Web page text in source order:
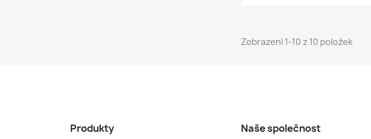
Zobrazení 1-10 z 10 položek
Produkty Naše společnost